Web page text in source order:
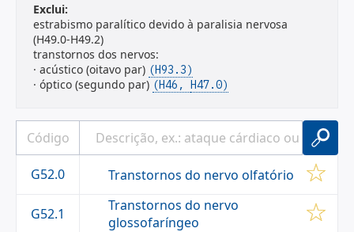
Exclui:
estrabismo paralítico devido à paralisia nervosa
(H49.0-H49.2)
transtornos dos nervos:
· acústico (oitavo par) (H93.3)
· óptico (segundo par) (H46, H47.0)
G52.0 Transtornos do nervo olfatório
G52.1
Transtornos do nervo
glossofaríngeo